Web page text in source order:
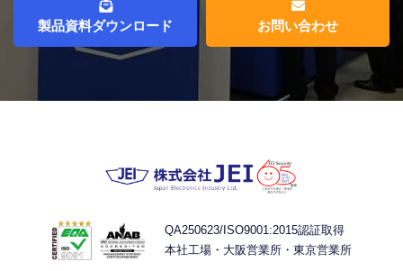
製品資料ダウンロード お問い合わせ
QA250623/ISO9001:2015認証取得
本社工場・大阪営業所・東京営業所